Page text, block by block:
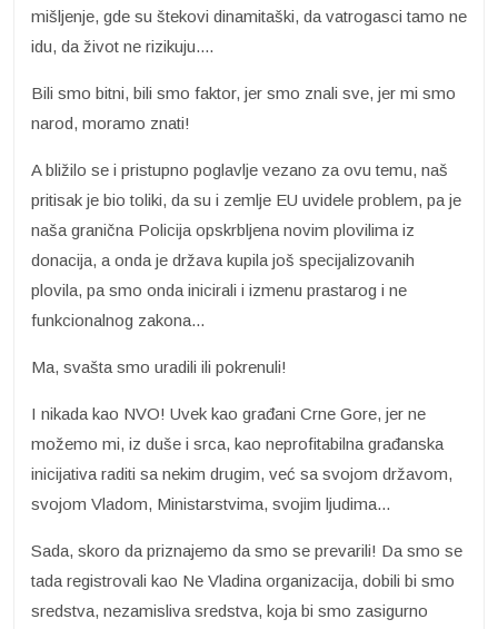
mišljenje, gde su štekovi dinamitaški, da vatrogasci tamo ne
idu, da život ne rizikuju....
Bili smo bitni, bili smo faktor, jer smo znali sve, jer mi smo
narod, moramo znati!
A bližilo se i pristupno poglavlje vezano za ovu temu, naš
pritisak je bio toliki, da su i zemlje EU uvidele problem, pa je
naša granična Policija opskrbljena novim plovilima iz
donacija, a onda je država kupila još specijalizovanih
plovila, pa smo onda inicirali i izmenu prastarog i ne
funkcionalnog zakona...
Ma, svašta smo uradili ili pokrenuli!
I nikada kao NVO! Uvek kao građani Crne Gore, jer ne
možemo mi, iz duše i srca, kao neprofitabilna građanska
inicijativa raditi sa nekim drugim, već sa svojom državom,
svojom Vladom, Ministarstvima, svojim ljudima...
Sada, skoro da priznajemo da smo se prevarili! Da smo se
tada registrovali kao Ne Vladina organizacija, dobili bi smo
sredstva, nezamisliva sredstva, koja bi smo zasigurno